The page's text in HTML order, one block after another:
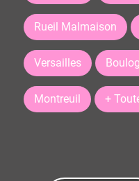
Rueil Malmaison
Versailles
Montreuil +